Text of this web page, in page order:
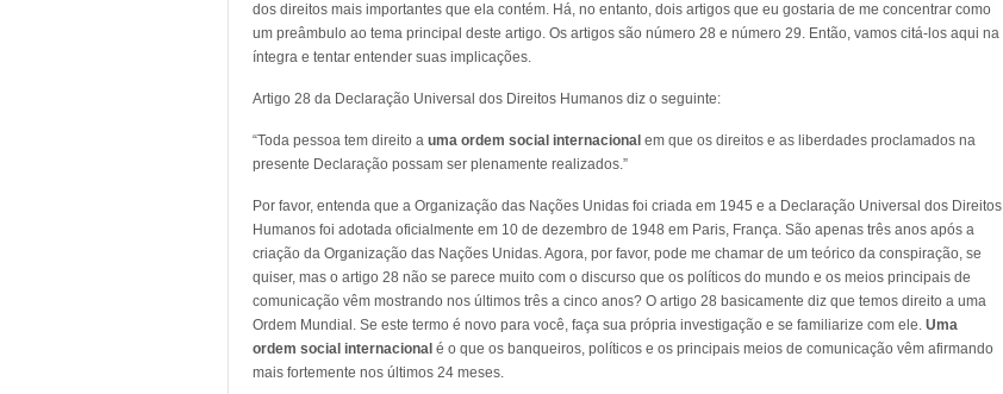
dos direitos mais importantes que ela contém. Há, no entanto, dois artigos que eu gostaria de me concentrar como
um preâmbulo ao tema principal deste artigo. Os artigos são número 28 e número 29. Então, vamos citá-los aqui na
íntegra e tentar entender suas implicações.
Artigo 28 da Declaração Universal dos Direitos Humanos diz o seguinte:
“Toda pessoa tem direito a uma ordem social internacional em que os direitos e as liberdades proclamados na
presente Declaração possam ser plenamente realizados.”
Por favor, entenda que a Organização das Nações Unidas foi criada em 1945 e a Declaração Universal dos Direitos
Humanos foi adotada oficialmente em 10 de dezembro de 1948 em Paris, França. São apenas três anos após a
criação da Organização das Nações Unidas. Agora, por favor, pode me chamar de um teórico da conspiração, se
quiser, mas o artigo 28 não se parece muito com o discurso que os políticos do mundo e os meios principais de
comunicação vêm mostrando nos últimos três a cinco anos? O artigo 28 basicamente diz que temos direito a uma
Ordem Mundial. Se este termo é novo para você, faça sua própria investigação e se familiarize com ele. Uma
ordem social internacional é o que os banqueiros, políticos e os principais meios de comunicação vêm afirmando
mais fortemente nos últimos 24 meses.